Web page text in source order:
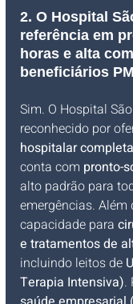
2. O Hospital
referência em
horas e alta
beneficiários
Sim. O Hospital
reconhecido por
hospitalar completa
conta com pronto-
alto padrão para
emergências. Além
capacidade para
e tratamentos de
incluindo leitos de
Terapia Intensiva).